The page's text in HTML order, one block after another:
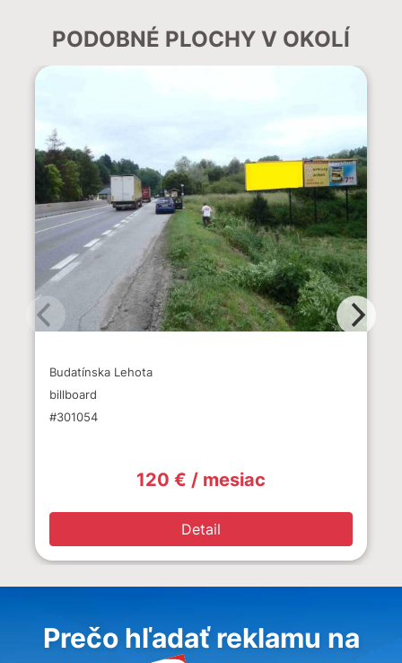
PODOBNÉ PLOCHY V OKOLÍ
Budatínska Lehota
billboard
#301054
120 € / mesiac
Detail
Prečo hľadať reklamu na